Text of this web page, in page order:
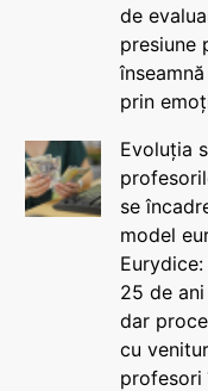
de
presiune
prin
Evoluția
se
model
25 de
dar
cu
profesori